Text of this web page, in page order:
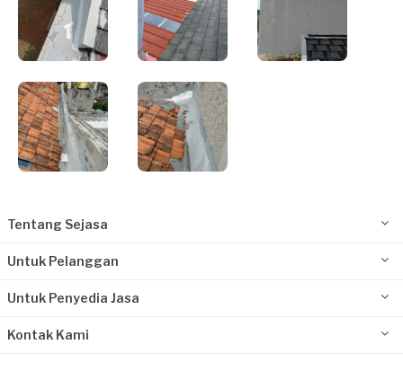
Tentang Sejasa
Untuk Pelanggan
Untuk Penyedia Jasa
Kontak Kami